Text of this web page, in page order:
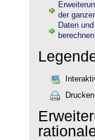
der
Daten
berechnen
Drucken